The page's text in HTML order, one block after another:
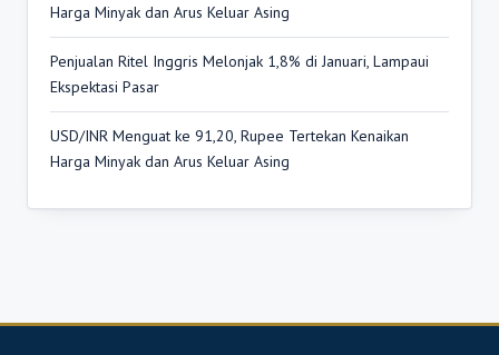
Harga Minyak dan Arus Keluar Asing
Penjualan Ritel Inggris Melonjak 1,8% di Januari, Lampaui
Ekspektasi Pasar
USD/INR Menguat ke 91,20, Rupee Tertekan Kenaikan
Harga Minyak dan Arus Keluar Asing